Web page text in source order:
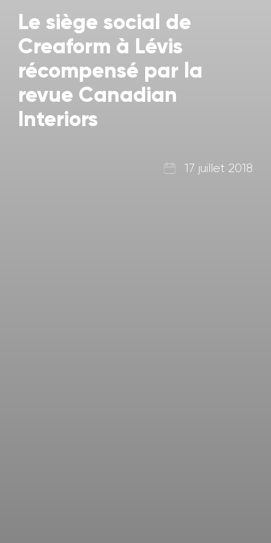
Le siège social de
Creaform à Lévis
récompensé par la
revue Canadian
Interiors
17 juillet 2018